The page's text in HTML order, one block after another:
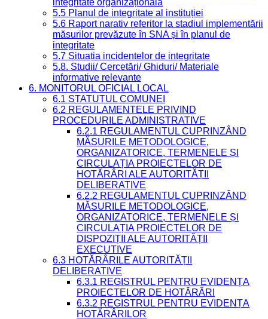
5.5 Planul de integritate al instituției
5.6 Raport narativ referitor la stadiul implementării
măsurilor prevăzute în SNA și în planul de
integritate
5.7 Situația incidentelor de integritate
5.8. Studii/ Cercetări/ Ghiduri/ Materiale
informative relevante
6. MONITORUL OFICIAL LOCAL
6.1 STATUTUL COMUNEI
6.2 REGULAMENTELE PRIVIND
PROCEDURILE ADMINISTRATIVE
6.2.1 REGULAMENTUL CUPRINZÂND
MĂSURILE METODOLOGICE,
ORGANIZATORICE, TERMENELE ȘI
CIRCULAȚIA PROIECTELOR DE
HOTĂRÂRI ALE AUTORITĂȚII
DELIBERATIVE
6.2.2 REGULAMENTUL CUPRINZÂND
MĂSURILE METODOLOGICE,
ORGANIZATORICE, TERMENELE ȘI
CIRCULAȚIA PROIECTELOR DE
DISPOZIȚII ALE AUTORITĂȚII
EXECUTIVE
6.3 HOTĂRÂRILE AUTORITĂȚII
DELIBERATIVE
6.3.1 REGISTRUL PENTRU EVIDENȚA
PROIECTELOR DE HOTĂRÂRI
6.3.2 REGISTRUL PENTRU EVIDENȚA
HOTĂRÂRILOR